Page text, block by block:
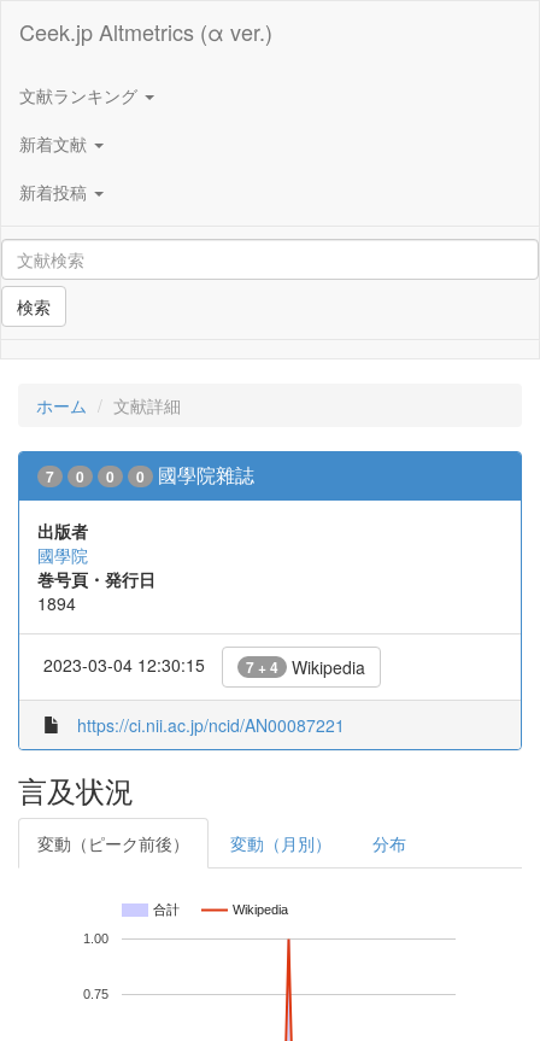
Ceek.jp Altmetrics (α ver.)
文献ランキング
新着文献
新着投稿
検索
ホーム 文献詳細
7 0 0 0 國學院雜誌
出版者
國學院
巻号頁・発行日
1894
2023-03-04 12:30:15 7 + 4 Wikipedia
https://ci.nii.ac.jp/ncid/AN00087221
言及状況
変動（ピーク前後） 変動（月別） 分布
合計 Wikipedia
0.75
1.00